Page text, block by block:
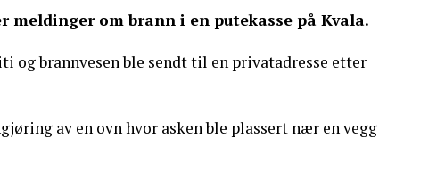
meldinger om brann i en putekasse på Kvala.
og brannvesen ble sendt til en privatadresse etter
av en ovn hvor asken ble plassert nær en vegg